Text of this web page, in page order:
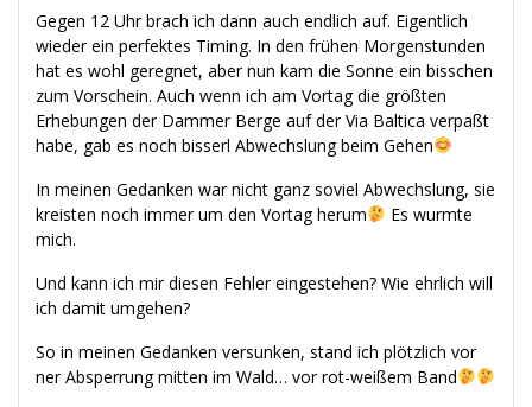
Gegen 12 Uhr brach ich dann auch endlich auf. Eigentlich
wieder ein perfektes Timing. In den frühen Morgenstunden
hat es wohl geregnet, aber nun kam die Sonne ein bisschen
zum Vorschein. Auch wenn ich am Vortag die größten
Erhebungen der Dammer Berge auf der Via Baltica verpaßt
habe, gab es noch bisserl Abwechslung beim Gehen
In meinen Gedanken war nicht ganz soviel Abwechslung, sie
kreisten noch immer um den Vortag herum
Es wurmte
mich.
Und kann ich mir diesen Fehler eingestehen? Wie ehrlich will
ich damit umgehen?
So in meinen Gedanken versunken, stand ich plötzlich vor
ner Absperrung mitten im Wald… vor rot-weißem Band